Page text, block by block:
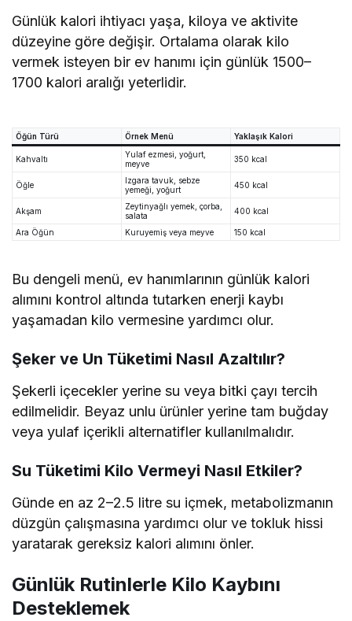
Günlük kalori ihtiyacı yaşa, kiloya ve aktivite
düzeyine göre değişir. Ortalama olarak kilo
vermek isteyen bir ev hanımı için günlük 1500–
1700 kalori aralığı yeterlidir.
Öğün Türü Örnek Menü Yaklaşık Kalori
Kahvaltı
Yulaf ezmesi, yoğurt,
meyve
350 kcal
Öğle
Izgara tavuk, sebze
yemeği, yoğurt
450 kcal
Akşam
Zeytinyağlı yemek, çorba,
salata
400 kcal
Ara Öğün Kuruyemiş veya meyve 150 kcal
Bu dengeli menü, ev hanımlarının günlük kalori
alımını kontrol altında tutarken enerji kaybı
yaşamadan kilo vermesine yardımcı olur.
Şeker ve Un Tüketimi Nasıl Azaltılır?
Şekerli içecekler yerine su veya bitki çayı tercih
edilmelidir. Beyaz unlu ürünler yerine tam buğday
veya yulaf içerikli alternatifler kullanılmalıdır.
Su Tüketimi Kilo Vermeyi Nasıl Etkiler?
Günde en az 2–2.5 litre su içmek, metabolizmanın
düzgün çalışmasına yardımcı olur ve tokluk hissi
yaratarak gereksiz kalori alımını önler.
Günlük Rutinlerle Kilo Kaybını
Desteklemek